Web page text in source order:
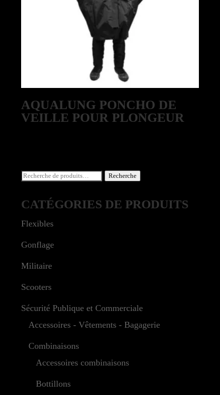
AQUALUNG PONCHO DE
VEILLE POUR PLONGEUR
Recherche
Recherche
CATÉGORIES DE PRODUITS
Flexibles
Gonflage
Militaire
Scooters
Sécurité Publique et Commerciale
Accessoires - Vêtements - Bagagerie
Combinaisons
Accessoires combinaisons
Bottillons